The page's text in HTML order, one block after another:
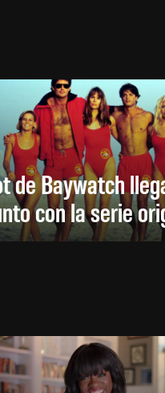
de Baywatch
con la serie